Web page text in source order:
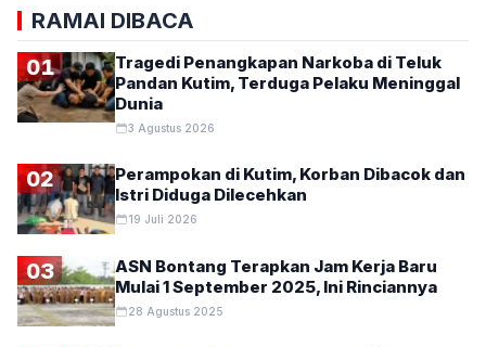
RAMAI DIBACA
01
Tragedi Penangkapan Narkoba di Teluk
Pandan Kutim, Terduga Pelaku Meninggal
Dunia
3 Agustus 2026
02
Perampokan di Kutim, Korban Dibacok dan
Istri Diduga Dilecehkan
19 Juli 2026
03
ASN Bontang Terapkan Jam Kerja Baru
Mulai 1 September 2025, Ini Rinciannya
28 Agustus 2025